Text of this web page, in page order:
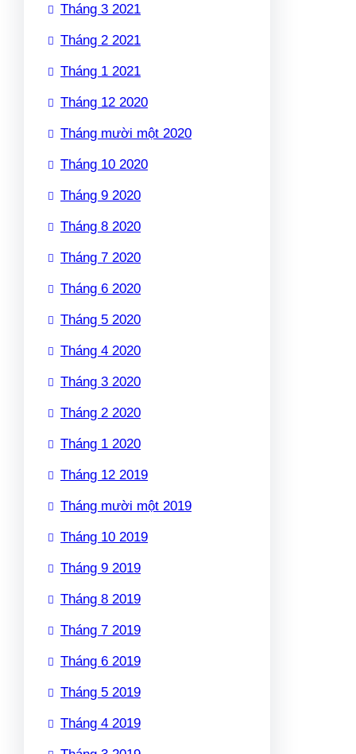
Tháng 3 2021
Tháng 2 2021
Tháng 1 2021
Tháng 12 2020
Tháng mười một 2020
Tháng 10 2020
Tháng 9 2020
Tháng 8 2020
Tháng 7 2020
Tháng 6 2020
Tháng 5 2020
Tháng 4 2020
Tháng 3 2020
Tháng 2 2020
Tháng 1 2020
Tháng 12 2019
Tháng mười một 2019
Tháng 10 2019
Tháng 9 2019
Tháng 8 2019
Tháng 7 2019
Tháng 6 2019
Tháng 5 2019
Tháng 4 2019